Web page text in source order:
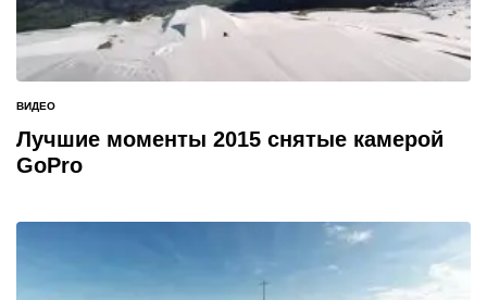
ОПУБЛИКОВАНО
В
ВИДЕО
Лучшие моменты 2015 снятые камерой
GoPro